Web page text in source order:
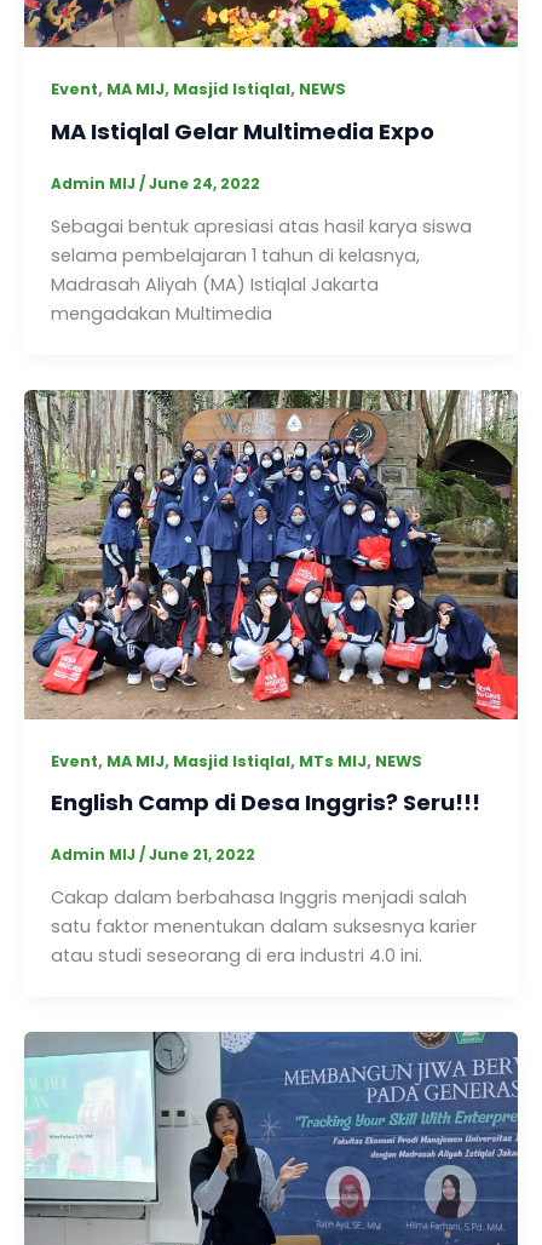
Event, MA MIJ, Masjid Istiqlal, NEWS
MA Istiqlal Gelar Multimedia Expo
Admin MIJ /June 24, 2022
Sebagai bentuk apresiasi atas hasil karya siswa
selama pembelajaran 1 tahun di kelasnya,
Madrasah Aliyah (MA) Istiqlal Jakarta
mengadakan Multimedia
Event, MA MIJ, Masjid Istiqlal, MTs MIJ, NEWS
English Camp di Desa Inggris? Seru!!!
Admin MIJ /June 21, 2022
Cakap dalam berbahasa Inggris menjadi salah
satu faktor menentukan dalam suksesnya karier
atau studi seseorang di era industri 4.0 ini.